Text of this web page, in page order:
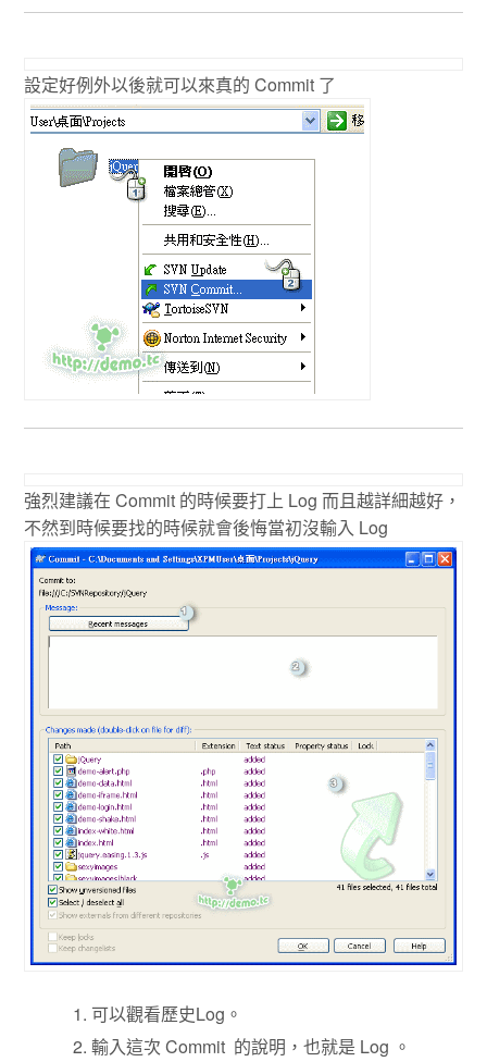
設定好例外以後就可以來真的 Commit 了
強烈建議在 Commit 的時候要打上 Log 而且越詳細越好，
不然到時候要找的時候就會後悔當初沒輸入 Log
可以觀看歷史Log。
輸入這次 Commit 的說明，也就是 Log 。